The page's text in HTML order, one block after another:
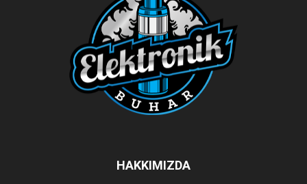
HAKKIMIZDA